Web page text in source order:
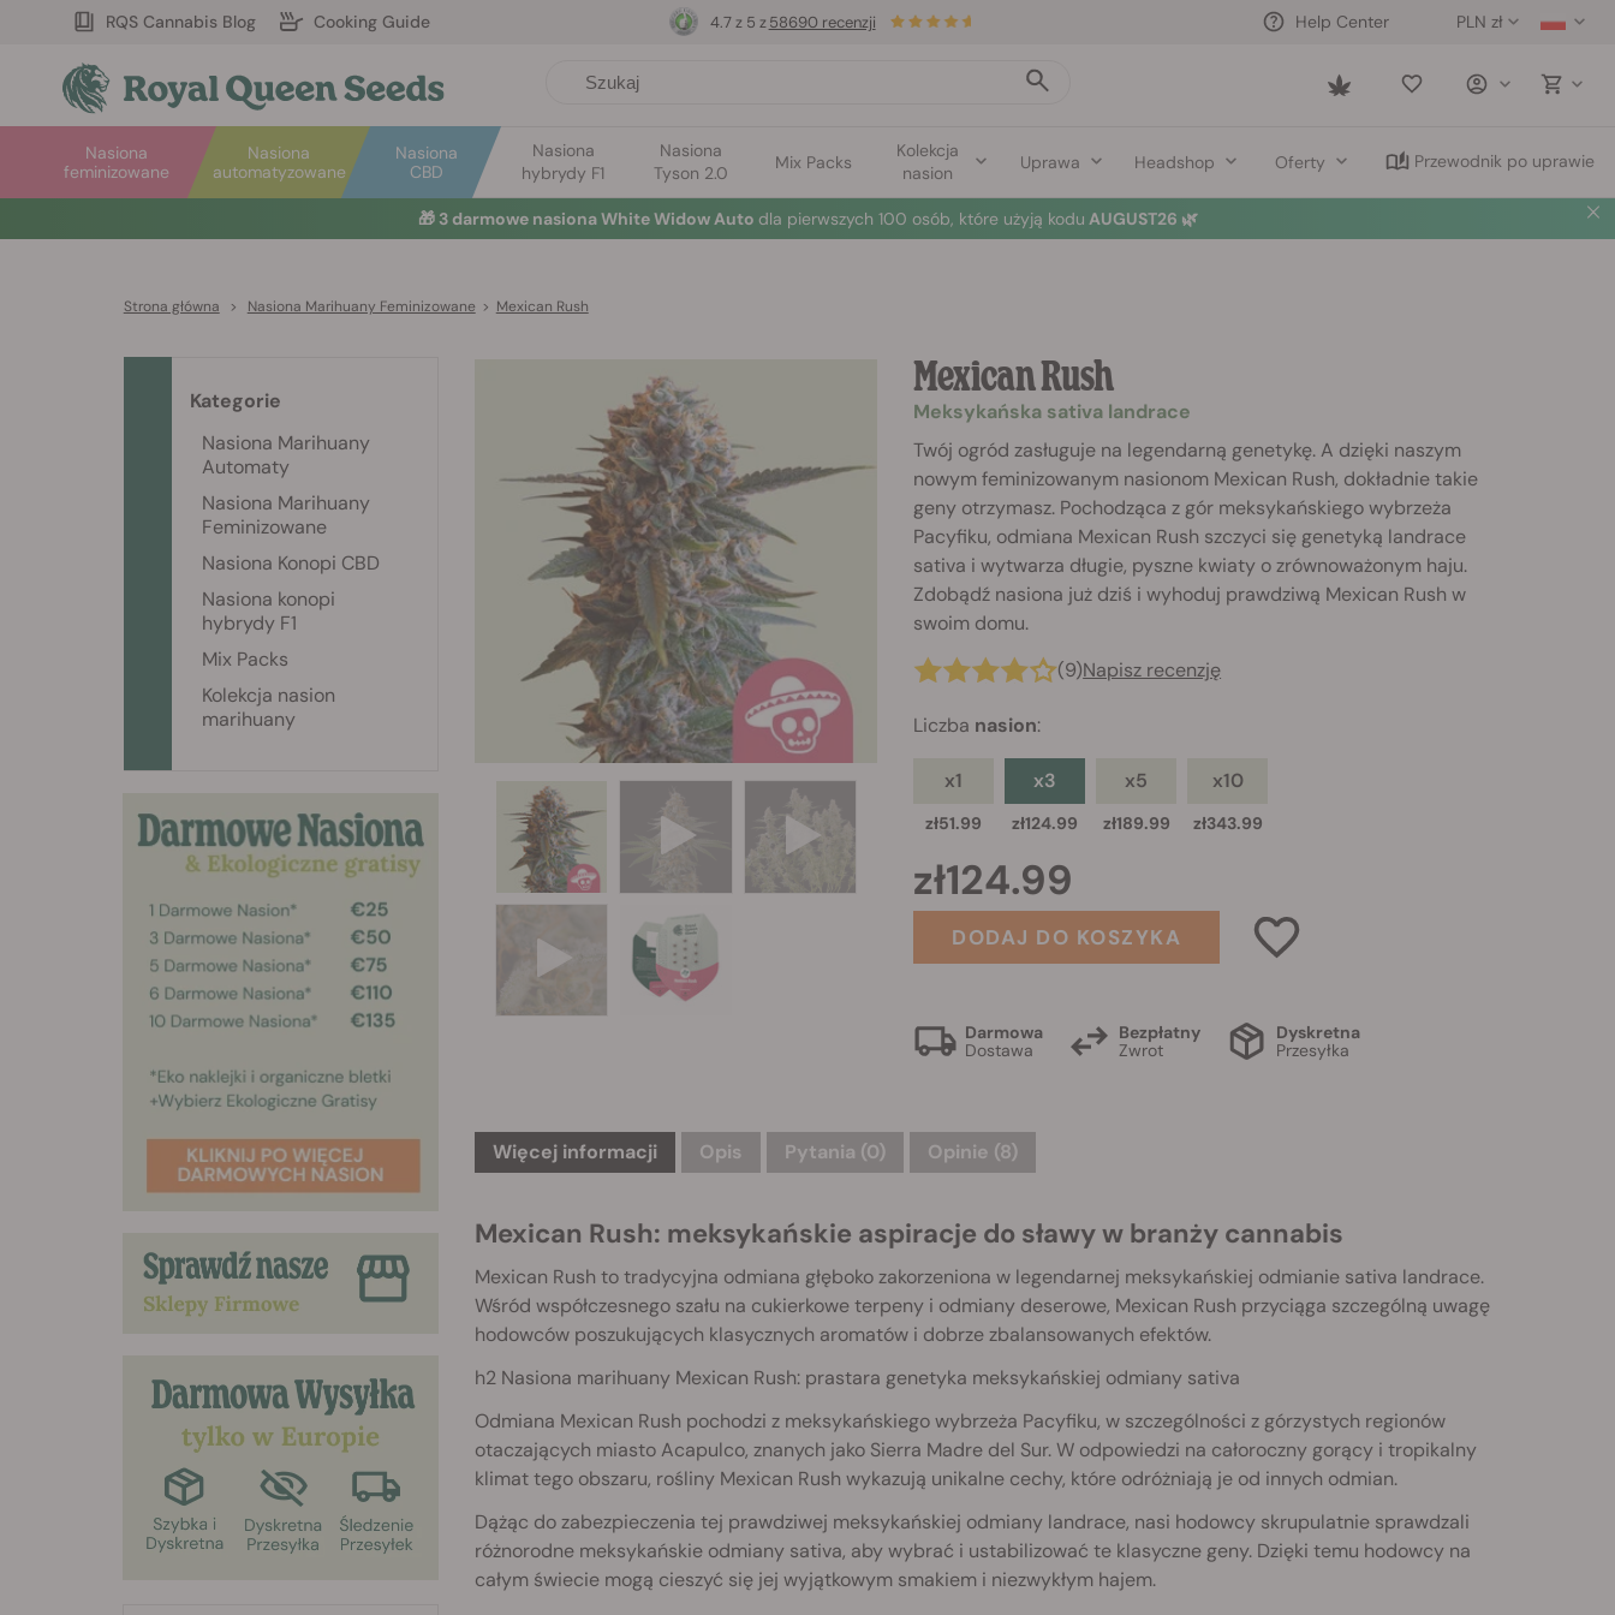
RQS Cannabis Blog Cooking Guide PLN zł
Help Center
Saved
Nasiona
automatyzowane
Nasiona
feminizowane
Nasiona
CBD
Nasiona
hybrydy F1
Nasiona
Tyson 2.0
Mix Packs
Kolekcja
nasion
Uprawa Headshop Oferty Przewodnik po uprawie
4.7 z 5 z 58690 recenzji
🎁 3 darmowe nasiona White Widow Auto dla pierwszych 100 osób, które użyją kodu AUGUST26 🌿
Strona główna > Nasiona Marihuany Feminizowane > Mexican Rush
Mexican Rush
Meksykańska sativa landrace
Twój ogród zasługuje na legendarną genetykę. A dzięki naszym
nowym feminizowanym nasionom Mexican Rush, dokładnie takie
geny otrzymasz. Pochodząca z gór meksykańskiego wybrzeża
Pacyfiku, odmiana Mexican Rush szczyci się genetyką landrace
sativa i wytwarza długie, pyszne kwiaty o zrównoważonym haju.
Zdobądź nasiona już dziś i wyhoduj prawdziwą Mexican Rush w
swoim domu.
(9)Napisz recenzję
Liczba nasion:
x1
zł51.99
x3
zł124.99
x5
zł189.99
x10
zł343.99
zł124.99
DODAJ DO KOSZYKA
Darmowa
Dostawa
Bezpłatny
Zwrot
Dyskretna
Przesyłka
Więcej informacji Opis Pytania (0) Opinie (8)
Mexican Rush: meksykańskie aspiracje do sławy w branży cannabis
Mexican Rush to tradycyjna odmiana głęboko zakorzeniona w legendarnej meksykańskiej odmianie sativa landrace.
Wśród współczesnego szału na cukierkowe terpeny i odmiany deserowe, Mexican Rush przyciąga szczególną uwagę
hodowców poszukujących klasycznych aromatów i dobrze zbalansowanych efektów.
h2 Nasiona marihuany Mexican Rush: prastara genetyka meksykańskiej odmiany sativa
Odmiana Mexican Rush pochodzi z meksykańskiego wybrzeża Pacyfiku, w szczególności z górzystych regionów
otaczających miasto Acapulco, znanych jako Sierra Madre del Sur. W odpowiedzi na całoroczny gorący i tropikalny
klimat tego obszaru, rośliny Mexican Rush wykazują unikalne cechy, które odróżniają je od innych odmian.
Dążąc do zabezpieczenia tej prawdziwej meksykańskiej odmiany landrace, nasi hodowcy skrupulatnie sprawdzali
różnorodne meksykańskie odmiany sativa, aby wybrać i ustabilizować te klasyczne geny. Dzięki temu hodowcy na
całym świecie mogą cieszyć się jej wyjątkowym smakiem i niezwykłym hajem.
Kategorie
Nasiona Marihuany
Automaty
Nasiona Marihuany
Feminizowane
Nasiona Konopi CBD
Nasiona konopi
hybrydy F1
Mix Packs
Kolekcja nasion
marihuany